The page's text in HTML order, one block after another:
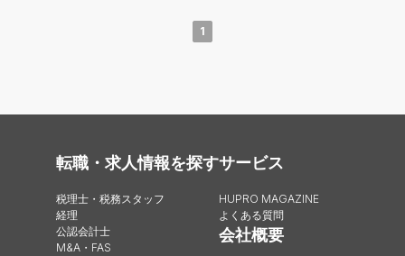
1
転職・求人情報を探す
税理士・税務スタッフ
経理
公認会計士
M&A・FAS
サービス
HUPRO MAGAZINE
よくある質問
会社概要